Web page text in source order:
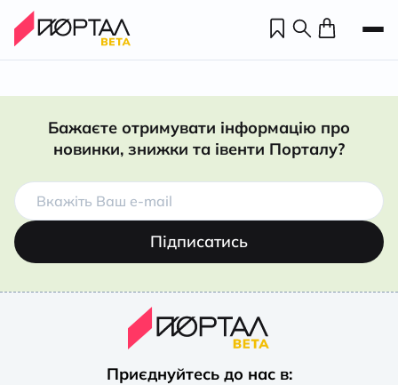
Бажаєте отримувати інформацію про
новинки, знижки та івенти Порталу?
Підписатись
Приєднуйтесь до нас в: